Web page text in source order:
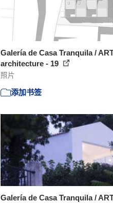
Galería de Casa Tranquila /
architecture - 19
照片
添加书签
Galería de Casa Tranquila /